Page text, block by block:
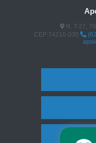
R. T-27,
CEP:74210-030